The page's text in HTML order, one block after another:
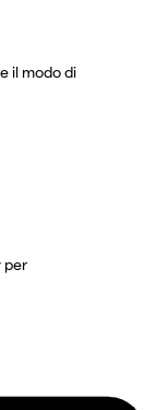
il modo di
per